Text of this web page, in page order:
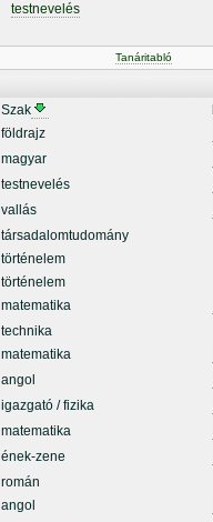
testnevelés
Tanáritabló
Szak
földrajz
magyar
testnevelés
vallás
társadalomtudomány
történelem
történelem
matematika
technika
matematika
angol
igazgató / fizika
matematika
ének-zene
román
angol